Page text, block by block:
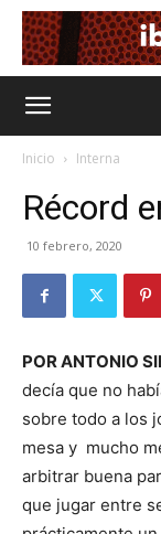
Inicio Interna
Récord
10 febrero, 2020
POR ANTONIO
decía que no
sobre todo a los
mesa y mucho
arbitrar buena
que jugar entre